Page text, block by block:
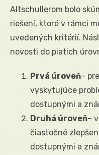
Altschullerom bolo
riešení, ktoré v rámci
uvedených kritérií.
novosti do piatich
Prvá úroveň–
vyskytujúce
dostupnými a
Druhá úroveň–
čiastočné
dostupnými a